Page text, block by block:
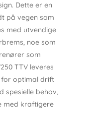
Dette er en
på vegen som
med utvendige
noe som
som
TTV leveres
for optimal drift
spesielle behov,
med kraftigere